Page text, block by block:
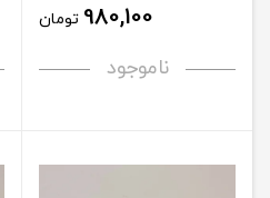
980,100 تومان
ناموجود